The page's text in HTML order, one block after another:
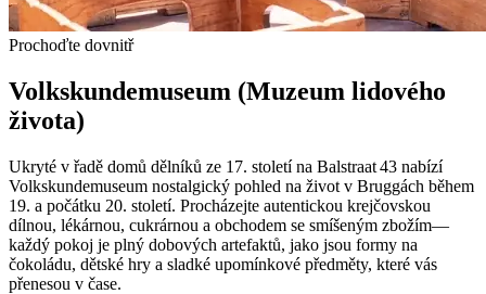
Prochoďte dovnitř
Volkskundemuseum (Muzeum lidového
života)
Ukryté v řadě domů dělníků ze 17. století na Balstraat 43 nabízí
Volkskundemuseum nostalgický pohled na život v Bruggách během
19. a počátku 20. století. Procházejte autentickou krejčovskou
dílnou, lékárnou, cukrárnou a obchodem se smíšeným zbožím—
každý pokoj je plný dobových artefaktů, jako jsou formy na
čokoládu, dětské hry a sladké upomínkové předměty, které vás
přenesou v čase.